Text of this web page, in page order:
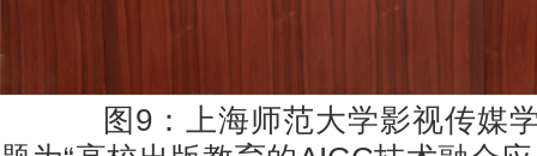
图9：上海师范大学影视传媒学